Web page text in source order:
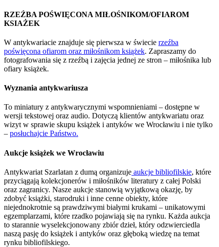
RZEŹBA POŚWIĘCONA MIŁOŚNIKOM/OFIAROM
KSIAŻEK
W antykwariacie znajduje się pierwsza w świecie rzeźba
poświęcona ofiarom oraz miłośnikom książek. Zapraszamy do
fotografowania się z rzeźbą i zajęcia jednej ze stron – miłośnika lub
ofiary książek.
Wyznania antykwariusza
To miniatury z antykwarycznymi wspomnieniami – dostępne w
wersji tekstowej oraz audio. Dotyczą klientów antykwariatu oraz
wizyt w sprawie skupu książek i antyków we Wrocławiu i nie tylko
– posłuchajcie Państwo.
Aukcje książek we Wrocławiu
Antykwariat Szarlatan z dumą organizuje aukcje bibliofilskie, które
przyciągają kolekcjonerów i miłośników literatury z całej Polski
oraz zagranicy. Nasze aukcje stanowią wyjątkową okazję, by
zdobyć książki, starodruki i inne cenne obiekty, które
niejednokrotnie są prawdziwymi białymi krukami – unikatowymi
egzemplarzami, które rzadko pojawiają się na rynku. Każda aukcja
to starannie wyselekcjonowany zbiór dzieł, który odzwierciedla
naszą pasję do książek i antyków oraz głęboką wiedzę na temat
rynku bibliofilskiego.